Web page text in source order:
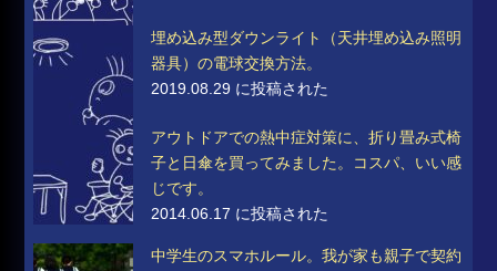
埋め込み型ダウンライト（天井埋め込み照明
器具）の電球交換方法。
2019.08.29 に投稿された
アウトドアでの熱中症対策に、折り畳み式椅
子と日傘を買ってみました。コスパ、いい感
じです。
2014.06.17 に投稿された
中学生のスマホルール。我が家も親子で契約